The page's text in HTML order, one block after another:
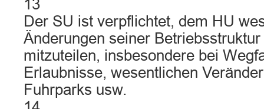
13
Der SU ist verpflichtet, dem HU
Änderungen seiner
mitzuteilen, insbesondere bei
Erlaubnisse, wesentlichen
Fuhrparks usw.